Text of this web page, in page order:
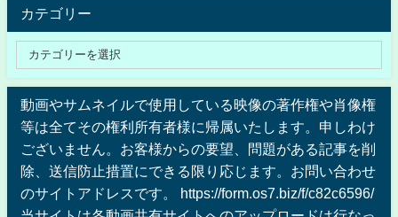
カテゴリー
動画やサムネイルで使用している映像の著作権や肖像権
等は全てその権利所有者様に帰属いたします。申しわけ
ございません。お客様からの要望、問題がある記事を削
除、送信防止措置にできる限り応じます。お問い合わせ
のサイトアドレスです。 https://form.os7.biz/f/c82c6596/